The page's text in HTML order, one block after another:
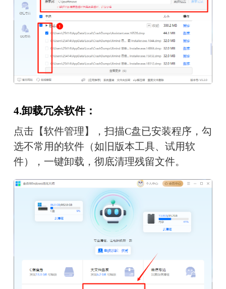
4.卸载冗余软件：
点击【软件管理】，扫描C盘已安装程序，勾
选不常用的软件（如旧版本工具、试用软
件），一键卸载，彻底清理残留文件。